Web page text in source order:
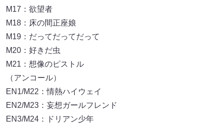
M17：欲望者
M18：床の間正座娘
M19：だってだってだって
M20：好きだ虫
M21：想像のピストル
（アンコール）
EN1/M22：情熱ハイウェイ
EN2/M23：妄想ガールフレンド
EN3/M24：ドリアン少年